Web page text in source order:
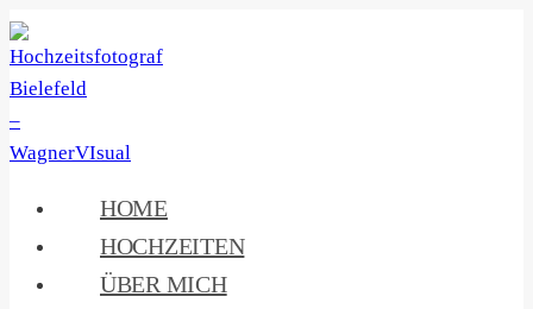
Zum
Inhalt
springen
HOME
HOCHZEITEN
ÜBER MICH